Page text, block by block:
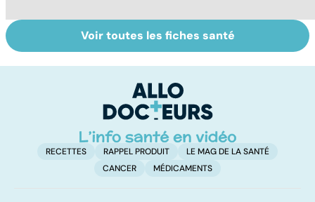
Tout savoir sur
les infections
Inflammation des
amygdales : que
d'angine ?
Voir toutes les fiches santé
RECETTES RAPPEL PRODUIT
LE MAG DE LA SANTÉ
CANCER
MÉDICAMENTS